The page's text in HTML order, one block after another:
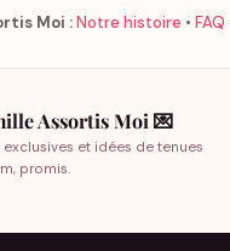
Moi :Notre histoire • FAQ
Assortis Moi 💌
et idées de tenues
promis.